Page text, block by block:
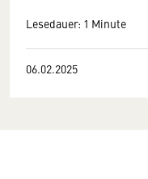
Lesedauer: 1 Minute
06.02.2025